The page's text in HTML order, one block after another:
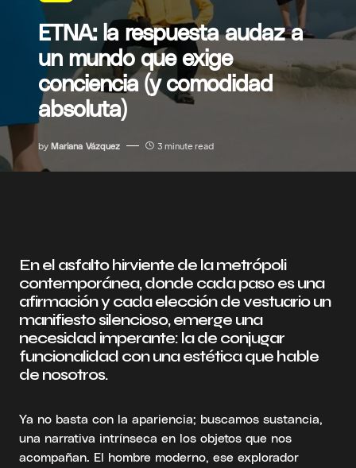
ETNA: la respuesta audaz a
un mundo que exige
conciencia (y comodidad
absoluta)
by Mariana Vázquez 3 minute read
En el asfalto hirviente de la metrópoli
contemporánea, donde cada paso es una
afirmación y cada elección de vestuario un
manifiesto silencioso, emerge una
necesidad imperante: la de conjugar
funcionalidad con una estética que hable
de nosotros.
Ya no basta con la apariencia; buscamos sustancia,
una narrativa intrínseca en los objetos que nos
acompañan. El hombre moderno, ese explorador